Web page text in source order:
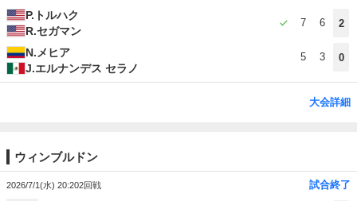
P.トルハク
R.セガマン
7 6 2
N.メヒア
J.エルナンデス セラノ
5 3 0
大会詳細
ウィンブルドン
2026/7/1(水) 20:202回戦 試合終了